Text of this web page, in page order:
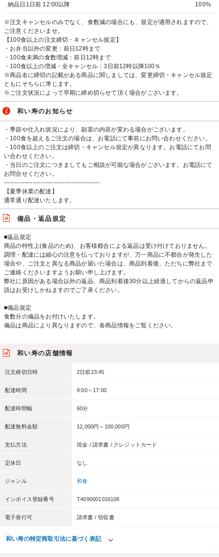
納品日1日前 12:00以降 100%
※注文キャンセルのみでなく、食数減の場合にも、規定が適用されますので、
ご注意くださいませ。
【100食以上の注文締切・キャンセル規定】
・お弁当以外の変更：前日12時まで
・100食未満の食数増減：前日12時まで
・100食以上の増減・全キャンセル：3日前12時以降100％
※商品名に締切の記載がある商品に関しましては、変更締切・キャンセル規定
ともにそちらに準じます。
※ご注文状況によって早期に締め切らせて頂く場合がございます。
和い寿のお知らせ
・季節や仕入れ状況により、副菜の内容が変わる場合がございます。
・100食を超えるご注文の場合は、お電話にて事前にお問い合わせください。
・100食以上のご注文は締切・キャンセル規定が異なります。お電話にてお問
い合わせください。
・当日のご注文につきましてもご相談が可能な場合がございます。お電話にて
お問合せください。
-----------------------------------------------
【夏季休業の配達】
通常通り配達いたします。
備品・返品規定
■返品規定
商品の特性上(食品のため)、お客様都合による返品は受け付けておりません。
調理・配達には細心の注意を払っておりますが、万一商品に不都合が発生した
場合や、ご注文と異なる商品が届いた場合は、商品到着後、ただちに弊社まで
ご連絡くださいますようお願い申し上げます。
弊社に原因がある場合以外の返品、商品到着後30分以上経過してからの返品申
請はお受けしかねますのでご了承ください。
■備品規定
食数分の備品をお付けいたします。
備品は商品により異なりますので、各商品情報をご覧ください。
和い寿の店舗情報
注文締切日時 2日前23:45
配達時間 9:00～17:00
配達時間幅 60分
配達無料金額 12,000円～100,000円
支払方法 現金 / 請求書 / クレジットカード
定休日 なし
ジャンル 和食
インボイス登録番号 T4090001016108
電子発行可 請求書 / 領収書
和い寿の特定商取引法に基づく表記